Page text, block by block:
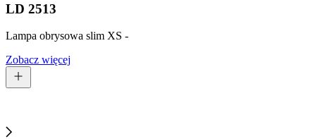
LD 2513
Lampa obrysowa slim XS -
Zobacz więcej